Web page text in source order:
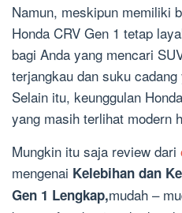
Namun, meskipun memiliki
Honda CRV Gen 1 tetap
bagi Anda yang mencari
terjangkau dan suku
Selain itu, keunggulan
yang masih terlihat modern
Mungkin itu saja review dari
mengenai Kelebihan dan
Gen 1 Lengkap,mudah –